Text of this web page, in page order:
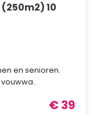
10
en senioren.
€ 39